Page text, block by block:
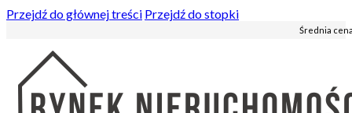
Przejdź do głównej treści Przejdź do stopki
Średnia